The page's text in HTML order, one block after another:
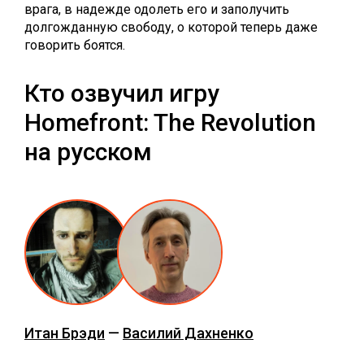
врага, в надежде одолеть его и заполучить
долгожданную свободу, о которой теперь даже
говорить боятся.
Кто озвучил игру
Homefront: The Revolution
на русском
Итан Брэди — Василий Дахненко